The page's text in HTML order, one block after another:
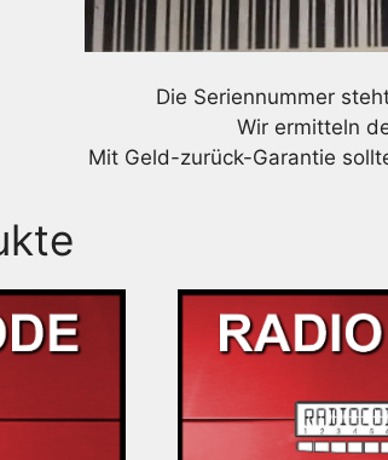
Die Seriennummer
Wir ermitteln
Mit Geld-zurück-Garantie